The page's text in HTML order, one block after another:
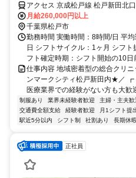
アクセス 京成松戸線 松戸新田北
口徒歩約6分、京成松戸線 みのり
新田駅」より徒歩5分
月給260,000円以上
千葉県松戸市
勤務時間 実働時間：8時間/日 平
日 シフトサイクル：1ヶ月 シフ
フト確定時期：シフト開始の10
仕事内容 地域密着型の総合クリ
ンマークシティ松戸新田内★
医療業界での経験がない方も大歓
制服あり 業界未経験者歓迎 主婦・主夫歓
交通費全額支給
経験者歓迎 月1シフト提
駅近5分以内
シフト制 社割あり 長期休
正社員